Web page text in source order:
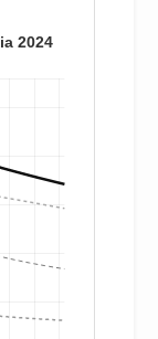
2024